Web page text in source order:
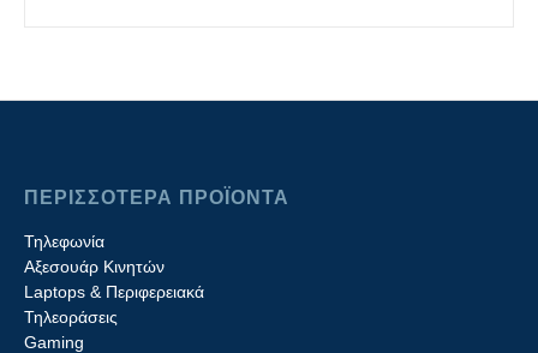
ΠΕΡΙΣΣΟΤΕΡΑ ΠΡΟΪΟΝΤΑ
Τηλεφωνία
Αξεσουάρ Κινητών
Laptops & Περιφερειακά
Τηλεοράσεις
Gaming